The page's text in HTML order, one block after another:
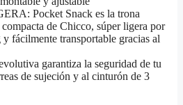
Pocket Snack es la trona
de Chicco, súper ligera por
fácilmente transportable gracias al
garantiza la seguridad de tu
de sujeción y al cinturón de 3